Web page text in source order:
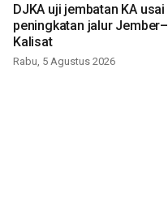
DJKA uji jembatan KA usai
peningkatan jalur Jember–
Kalisat
Rabu, 5 Agustus 2026